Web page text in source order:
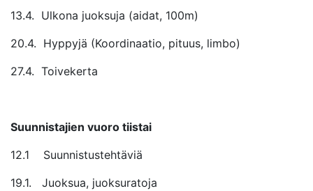
13.4. Ulkona juoksuja (aidat, 100m)
20.4. Hyppyjä (Koordinaatio, pituus, limbo)
27.4. Toivekerta
Suunnistajien vuoro tiistai
12.1 Suunnistustehtäviä
19.1. Juoksua, juoksuratoja